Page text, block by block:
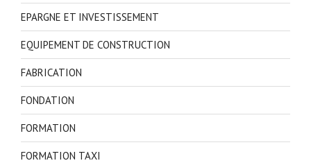
EPARGNE ET INVESTISSEMENT
EQUIPEMENT DE CONSTRUCTION
FABRICATION
FONDATION
FORMATION
FORMATION TAXI